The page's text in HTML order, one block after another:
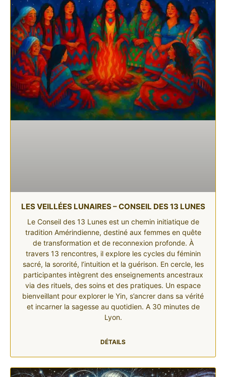
LES VEILLÉES LUNAIRES – CONSEIL DES 13 LUNES
Le Conseil des 13 Lunes est un chemin initiatique de
tradition Amérindienne, destiné aux femmes en quête
de transformation et de reconnexion profonde. À
travers 13 rencontres, il explore les cycles du féminin
sacré, la sororité, l’intuition et la guérison. En cercle, les
participantes intègrent des enseignements ancestraux
via des rituels, des soins et des pratiques. Un espace
bienveillant pour explorer le Yin, s’ancrer dans sa vérité
et incarner la sagesse au quotidien. A 30 minutes de
Lyon.
DÉTAILS